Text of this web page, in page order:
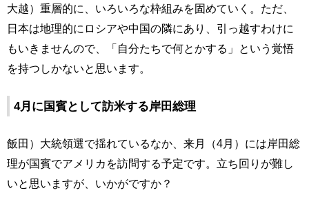
大越）重層的に、いろいろな枠組みを固めていく。ただ、
日本は地理的にロシアや中国の隣にあり、引っ越すわけに
もいきませんので、「自分たちで何とかする」という覚悟
を持つしかないと思います。
4月に国賓として訪米する岸田総理
飯田）大統領選で揺れているなか、来月（4月）には岸田総
理が国賓でアメリカを訪問する予定です。立ち回りが難し
いと思いますが、いかがですか？